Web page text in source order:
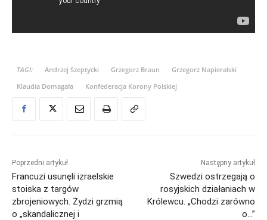
TAGI: Andrzej Szeptycki Grzegorz Braun
Grzegorz Napieralski
Klaudia Domagała
Konfederacja Korony Polskiej
Poprzedni artykuł
Francuzi usunęli izraelskie
stoiska z targów
zbrojeniowych. Żydzi grzmią
o „skandalicznej i
Następny artykuł
Szwedzi ostrzegają o
rosyjskich działaniach w
Królewcu. „Chodzi zarówno
o…”